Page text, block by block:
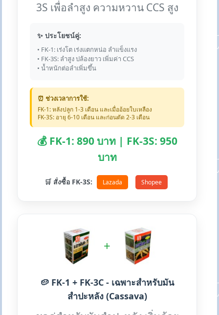
3S เพื่อลำสูง ความหวาน CCS สูง
✨ ประโยชน์คู่:
• FK-1: เร่งโต เร่งแตกหน่อ ลำแข็งแรง
• FK-3S: ลำสูง ปล้องยาว เพิ่มค่า CCS
• น้ำหนักต่อลำเพิ่มขึ้น
⏰ ช่วงเวลาการใช้:
FK-1: หลังปลูก 1-3 เดือน และเมื่ออ้อยใบเหลือง
FK-3S: อายุ 6-10 เดือน และก่อนตัด 2-3 เดือน
💰 FK-1: 890 บาท | FK-3S: 950
บาท
🛒 สั่งซื้อ FK-3S: Lazada Shopee
+
🥔 FK-1 + FK-3C - เฉพาะสำหรับมัน
สำปะหลัง (Cassava)